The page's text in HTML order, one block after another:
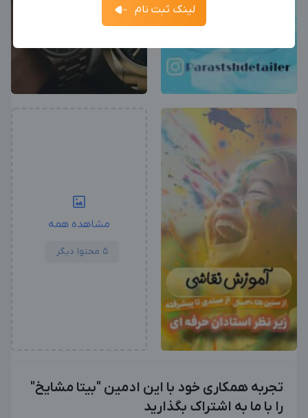
مشاهده همه
5 محتوا دیگر
تجربه همکاری خود با این ادمین "بیتا مشایخ"
را با ما به اشتراک بگذارید
آگهی استخدام ادمین
جدیدترین آگهی‌های استخدامی را ببینید
بزرگترین پیج ادمینی بزرگترین کانال ادمینی
لینک ثبت نام